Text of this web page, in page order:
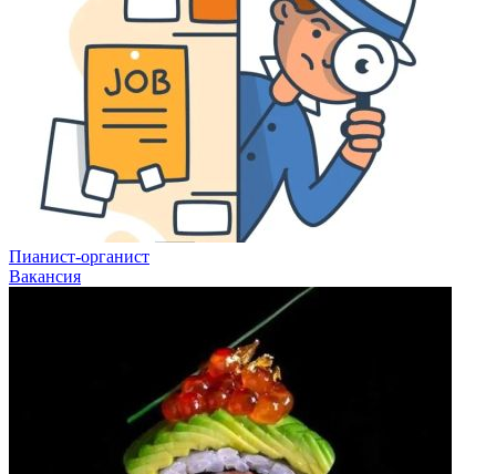
Пианист-органист
Вакансия